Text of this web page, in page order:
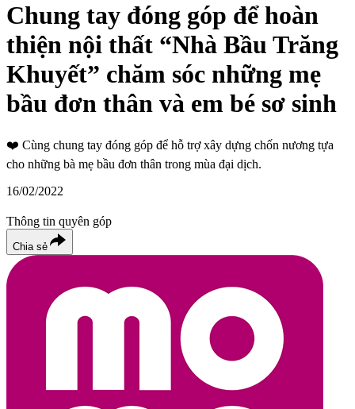
Chung tay đóng góp để hoàn
thiện nội thất “Nhà Bầu Trăng
Khuyết” chăm sóc những mẹ
bầu đơn thân và em bé sơ sinh
❤️ Cùng chung tay đóng góp để hỗ trợ xây dựng chốn nương tựa
cho những bà mẹ bầu đơn thân trong mùa đại dịch.
16/02/2022
Thông tin quyên góp
Chia sẻ